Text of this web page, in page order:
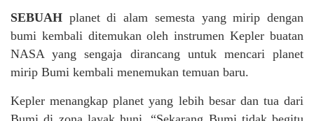
SEBUAH planet di alam semesta yang mirip dengan
bumi kembali ditemukan oleh instrumen Kepler buatan
NASA yang sengaja dirancang untuk mencari planet
mirip Bumi kembali menemukan temuan baru.
Kepler menangkap planet yang lebih besar dan tua dari